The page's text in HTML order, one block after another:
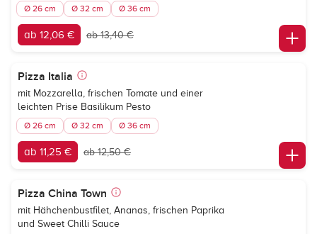
Ø 26 cm Ø 32 cm Ø 36 cm
ab 12,06 € ab 13,40 €
Pizza Italia
mit Mozzarella, frischen Tomate und einer
leichten Prise Basilikum Pesto
Ø 26 cm Ø 32 cm Ø 36 cm
ab 11,25 € ab 12,50 €
Pizza China Town
mit Hähchenbustfilet, Ananas, frischen Paprika
und Sweet Chilli Sauce